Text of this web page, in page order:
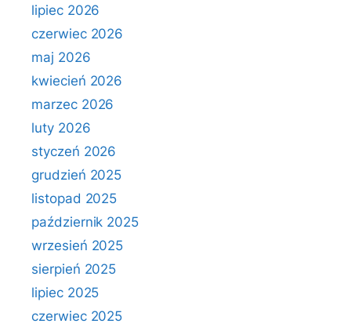
lipiec 2026
czerwiec 2026
maj 2026
kwiecień 2026
marzec 2026
luty 2026
styczeń 2026
grudzień 2025
listopad 2025
październik 2025
wrzesień 2025
sierpień 2025
lipiec 2025
czerwiec 2025